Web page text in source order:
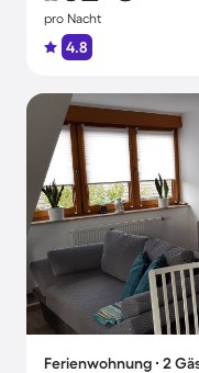
pro Nacht
4.8
Ferienwohnung ∙ 2